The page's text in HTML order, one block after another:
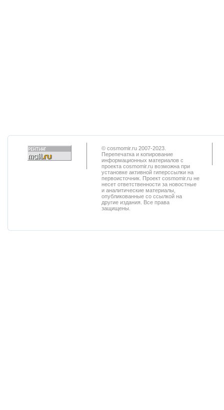
© cosmomir.ru 2007-2023.
Перепечатка и копирование
информационных материалов с
проекта cosmomir.ru возможна при
установке активной гиперссылки на
первоисточник. Проект cosmomir.ru не
несет ответственности за новостные
и аналитические материалы,
опубликованные со ссылкой на
другие издания. Все права
защищены.